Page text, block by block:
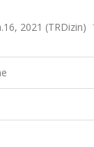
2021 (TRDizin)